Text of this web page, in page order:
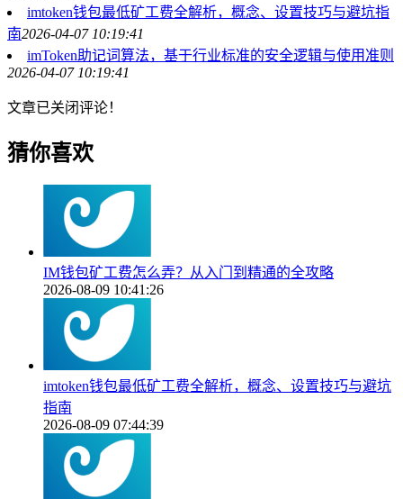
imtoken钱包最低矿工费全解析，概念、设置技巧与避坑指
南2026-04-07 10:19:41
imToken助记词算法，基于行业标准的安全逻辑与使用准则
2026-04-07 10:19:41
文章已关闭评论！
猜你喜欢
IM钱包矿工费怎么弄？从入门到精通的全攻略
2026-08-09 10:41:26
imtoken钱包最低矿工费全解析，概念、设置技巧与避坑
指南
2026-08-09 07:44:39